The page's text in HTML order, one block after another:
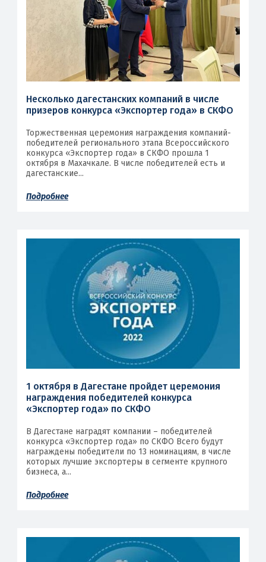
Несколько дагестанских компаний в числе
призеров конкурса «Экспортер года» в СКФО
Торжественная церемония награждения компаний-
победителей регионального этапа Всероссийского
конкурса «Экспортер года» в СКФО прошла 1
октября в Махачкале. В числе победителей есть и
дагестанские...
Подробнее
1 октября в Дагестане пройдет церемония
награждения победителей конкурса
«Экспортер года» по СКФО
В Дагестане наградят компании – победителей
конкурса «Экспортер года» по СКФО Всего будут
награждены победители по 13 номинациям, в числе
которых лучшие экспортеры в сегменте крупного
бизнеса, а...
Подробнее